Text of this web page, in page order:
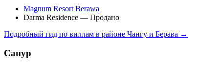
Magnum Resort Berawa
Darma Residence — Продано
Подробный гид по виллам в районе Чангу и Берава →
Санур